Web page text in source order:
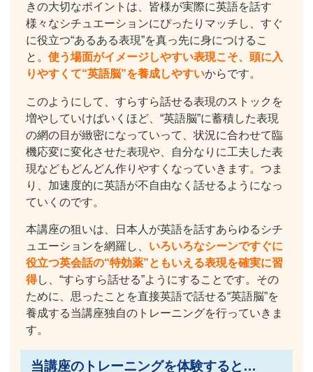
きの大切なポイントは、皆様が実際に英語を話す
様々なシチュエーションにぴったりマッチし、すぐ
に役立つ“あるある表現”を真っ先に身につけるこ
と。 使う場面がイメージしやすい表現こそ、頭に入
りやすくて“英語脳”を養成しやすいからです。
このようにして、すらすら話せる表現のストックを
増やしていけばいくほど、“英語脳”に蓄積した表現
の網の目が緻密になっていって、状況に合わせて臨
機応変に変化させた表現や、自分なりに工夫した表
現などもどんどん作りやすくなっていきます。つま
り、加速度的に英語が不自由なく話せるようになっ
ていくのです。
本講座の狙いは、日本人が英語を話すあらゆるシチ
ュエーションを網羅し、 いろいろなシーンですぐに
役立つ英会話の“特効薬”ともいえる表現を確実に習
得し、“すらすら話せる”ようにすることです。その
ために、思ったことを直接英語で話せる“英語脳”を
養成する当講座独自のトレーニングを行っていきま
す。
当講座のトレーニングを体験すると…